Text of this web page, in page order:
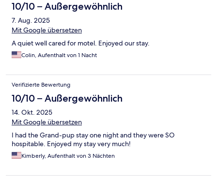
10/10 – Außergewöhnlich
7. Aug. 2025
Mit Google übersetzen
A quiet well cared for motel. Enjoyed our stay.
Colin, Aufenthalt von 1 Nacht
Verifizierte Bewertung
10/10 – Außergewöhnlich
14. Okt. 2025
Mit Google übersetzen
I had the Grand-pup stay one night and they were SO
hospitable. Enjoyed my stay very much!
Kimberly, Aufenthalt von 3 Nächten